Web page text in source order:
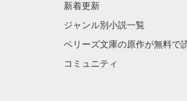
新着更新
ジャンル別小説一覧
ベリーズ文庫の原作が無料で
コミュニティ